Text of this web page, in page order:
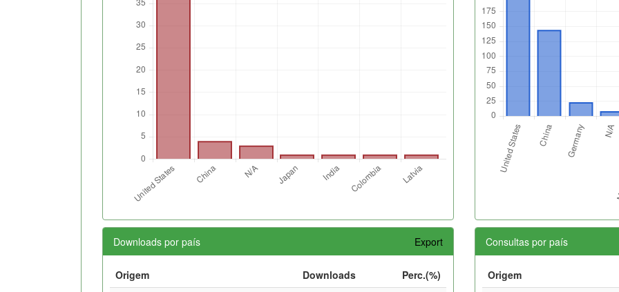
Downloads por país Export
Origem Downloads
Perc.(%)
Consultas por país
Origem